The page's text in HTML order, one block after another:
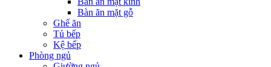
Bàn ăn mặt gỗ
Ghế ăn
Tủ bếp
Kệ bếp
Phòng ngủ